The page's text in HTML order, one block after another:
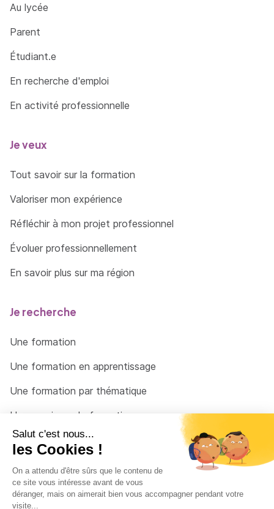
Au lycée
Parent
Étudiant.e
En recherche d'emploi
En activité professionnelle
Je veux
Tout savoir sur la formation
Valoriser mon expérience
Réfléchir à mon projet professionnel
Évoluer professionnellement
En savoir plus sur ma région
Je recherche
Une formation
Une formation en apprentissage
Une formation par thématique
Un organisme de formation
Un conseiller